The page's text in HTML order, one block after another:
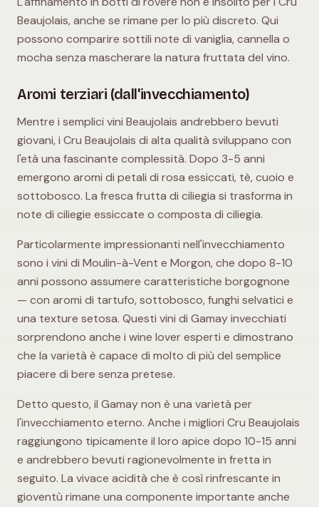
Beaujolais, anche se rimane per lo più discreto. Qui
possono comparire sottili note di vaniglia, cannella o
mocha senza mascherare la natura fruttata del vino.
Aromi terziari (dall'invecchiamento)
Mentre i semplici vini Beaujolais andrebbero bevuti
giovani, i Cru Beaujolais di alta qualità sviluppano con
l'età una fascinante complessità. Dopo 3-5 anni
emergono aromi di petali di rosa essiccati, tè, cuoio e
sottobosco. La fresca frutta di ciliegia si trasforma in
note di ciliegie essiccate o composta di ciliegia.
Particolarmente impressionanti nell'invecchiamento
sono i vini di Moulin-à-Vent e Morgon, che dopo 8-10
anni possono assumere caratteristiche borgognone
— con aromi di tartufo, sottobosco, funghi selvatici e
una texture setosa. Questi vini di Gamay invecchiati
sorprendono anche i wine lover esperti e dimostrano
che la varietà è capace di molto di più del semplice
piacere di bere senza pretese.
Detto questo, il Gamay non è una varietà per
l'invecchiamento eterno. Anche i migliori Cru Beaujolais
raggiungono tipicamente il loro apice dopo 10-15 anni
e andrebbero bevuti ragionevolmente in fretta in
seguito. La vivace acidità che è così rinfrescante in
gioventù rimane una componente importante anche